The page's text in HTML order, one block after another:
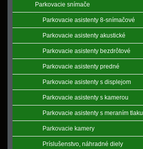
Parkovacie snímače
Parkovacie asistenty 8-snímačové
Parkovacie asistenty akustické
Parkovacie asistenty bezdrôtové
Parkovacie asistenty predné
Parkovacie asistenty s displejom
Parkovacie asistenty s kamerou
Parkovacie asistenty s meraním tlaku
Parkovacie kamery
Príslušenstvo, náhradné diely